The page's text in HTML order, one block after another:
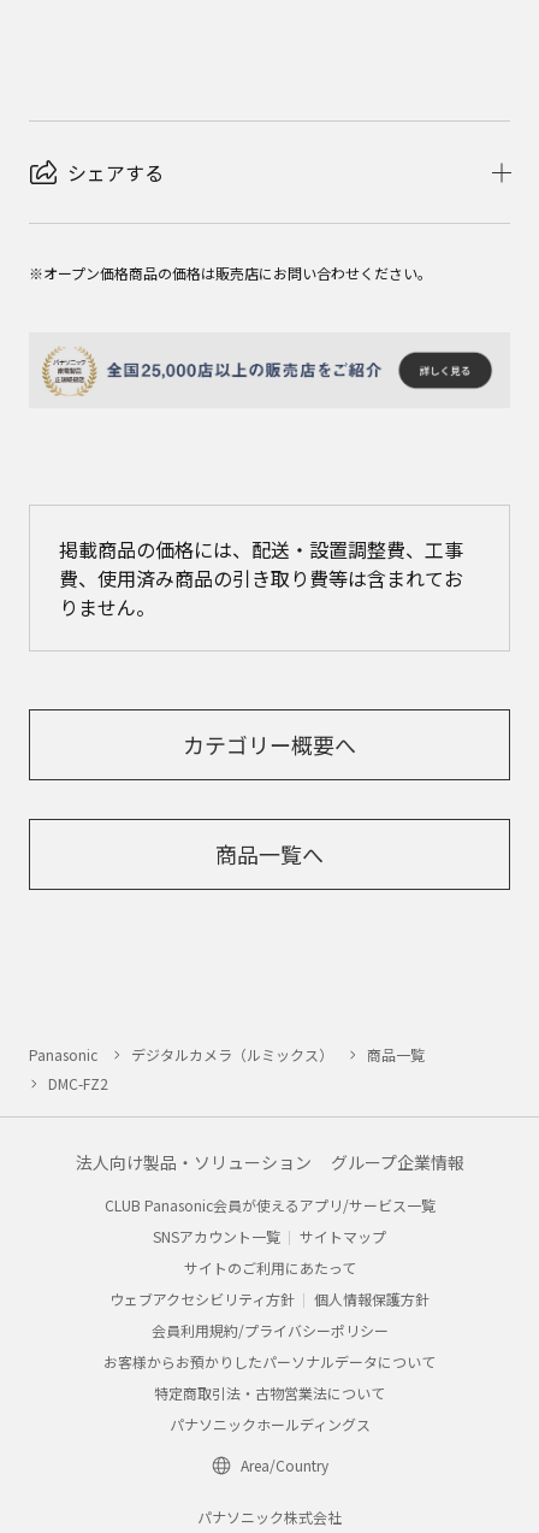
シェアする
※オープン価格商品の価格は販売店にお問い合わせください。
掲載商品の価格には、配送・設置調整費、工事
費、使用済み商品の引き取り費等は含まれてお
りません。
カテゴリー概要へ
商品一覧へ
Panasonic デジタルカメラ（ルミックス）
商品一覧
DMC-FZ2
法人向け製品・ソリューション グループ企業情報
CLUB Panasonic会員が使えるアプリ/サービス一覧
SNSアカウント一覧
サイトマップ
サイトのご利用にあたって
ウェブアクセシビリティ方針
個人情報保護方針
会員利用規約/プライバシーポリシー
お客様からお預かりしたパーソナルデータについて
特定商取引法・古物営業法について
パナソニックホールディングス
Area/Country
パナソニック株式会社